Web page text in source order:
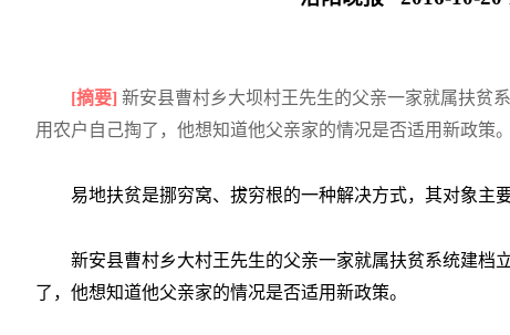
[摘要] 新安县曹村乡大坝村王先生的父亲一家就属扶贫
用农户自己掏了，他想知道他父亲家的情况是否适用新政策。
易地扶贫是挪穷窝、拔穷根的一种解决方式，其对象主
新安县曹村乡大村王先生的父亲一家就属扶贫系统建档
了，他想知道他父亲家的情况是否适用新政策。